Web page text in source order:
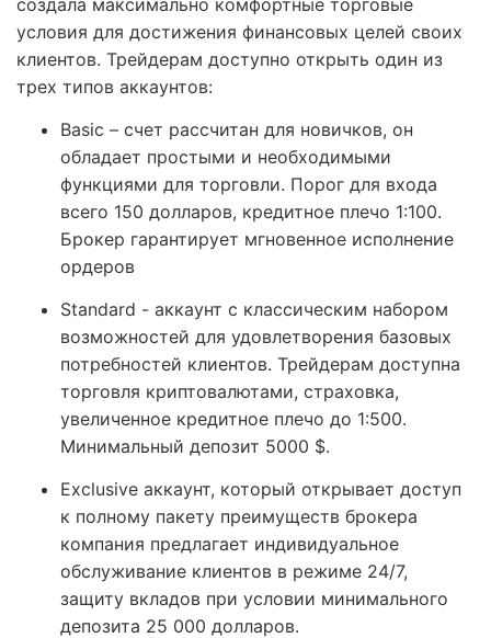
создала максимально комфортные торговые
условия для достижения финансовых целей своих
клиентов. Трейдерам доступно открыть один из
трех типов аккаунтов:
Basic – счет рассчитан для новичков, он
обладает простыми и необходимыми
функциями для торговли. Порог для входа
всего 150 долларов, кредитное плечо 1:100.
Брокер гарантирует мгновенное исполнение
ордеров
Standard - аккаунт с классическим набором
возможностей для удовлетворения базовых
потребностей клиентов. Трейдерам доступна
торговля криптовалютами, страховка,
увеличенное кредитное плечо до 1:500.
Минимальный депозит 5000 $.
Exclusive аккаунт, который открывает доступ
к полному пакету преимуществ брокера
компания предлагает индивидуальное
обслуживание клиентов в режиме 24/7,
защиту вкладов при условии минимального
депозита 25 000 долларов.